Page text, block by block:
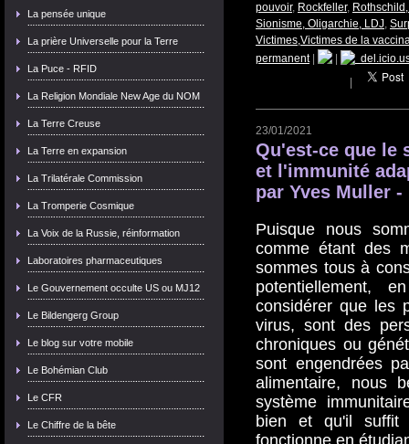
La pensée unique
La prière Universelle pour la Terre
La Puce - RFID
La Religion Mondiale New Age du NOM
La Terre Creuse
La Terre en expansion
La Trilatérale Commission
La Tromperie Cosmique
La Voix de la Russie, réinformation
Laboratoires pharmaceutiques
Le Gouvernement occulte US ou MJ12
Le Bildengerg Group
Le blog sur votre mobile
Le Bohémian Club
Le CFR
Le Chiffre de la bête
pouvoir, Rockfeller,
Sionisme, Oligarchie, LDJ
Victimes,Victimes de la
permanent| |
|
23/01/2021
Qu'est-ce que le
et l'immunité
par Yves Muller
Puisque nous
comme étant des
sommes tous à
potentiellement,
considérer que les
virus, sont des
chroniques ou
sont engendrées
alimentaire, nous
système
bien et qu'il suffit
fonctionne en